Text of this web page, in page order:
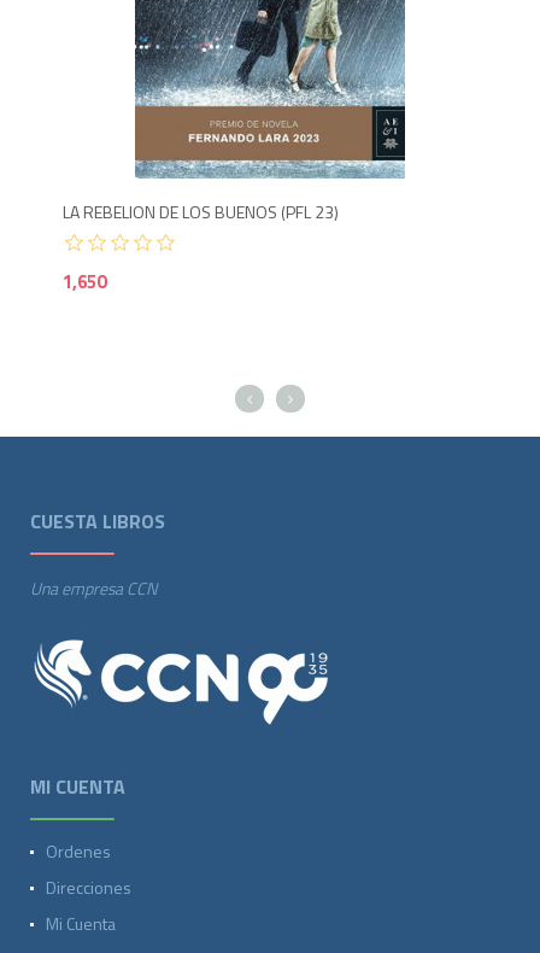
LA REBELION DE LOS BUENOS (PFL 23)
1,650
Agotado
CUESTA LIBROS
Una empresa CCN
MI CUENTA
Ordenes
Direcciones
Mi Cuenta